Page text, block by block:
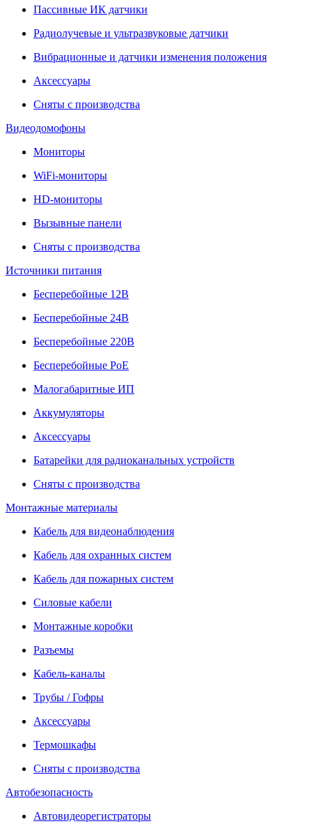
Пассивные ИК датчики
Радиолучевые и ультразвуковые датчики
Вибрационные и датчики изменения положения
Аксессуары
Сняты с производства
Видеодомофоны
Мониторы
WiFi-мониторы
HD-мониторы
Вызывные панели
Сняты с производства
Источники питания
Бесперебойные 12В
Бесперебойные 24В
Бесперебойные 220В
Бесперебойные PoE
Малогабаритные ИП
Аккумуляторы
Аксессуары
Батарейки для радиоканальных устройств
Сняты с производства
Монтажные материалы
Кабель для видеонаблюдения
Кабель для охранных систем
Кабель для пожарных систем
Силовые кабели
Монтажные коробки
Разъемы
Кабель-каналы
Трубы / Гофры
Аксессуары
Термошкафы
Сняты с производства
Автобезопасность
Автовидеорегистраторы